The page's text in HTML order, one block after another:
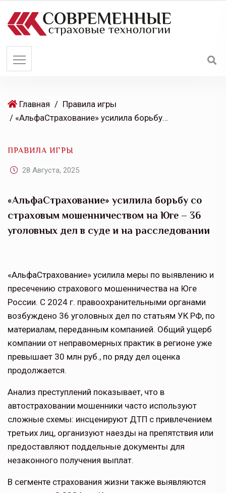
Главная / Правила игры
/ «АльфаСтрахование» усилила борьбу со страховым мошенничеством на Юге – 36 уголовных дел в суде и на расследовании
ПРАВИЛА ИГРЫ
28 Августа, 2025
«АльфаСтрахование» усилила борьбу со
страховым мошенничеством на Юге – 36
уголовных дел в суде и на расследовании
«АльфаСтрахование» усилила меры по выявлению и
пресечению страхового мошенничества на Юге
России. С 2024 г. правоохранительными органами
возбуждено 36 уголовных дел по статьям УК РФ, по
материалам, переданным компанией. Общий ущерб
компании от неправомерных практик в регионе уже
превышает 30 млн руб., по ряду дел оценка
продолжается.
Анализ преступлений показывает, что в
автостраховании мошенники часто используют
сложные схемы: инсценируют ДТП с привлечением
третьих лиц, организуют наезды на препятствия или
предоставляют поддельные документы для
незаконного получения выплат.
В сегменте страхования жизни также выявляются